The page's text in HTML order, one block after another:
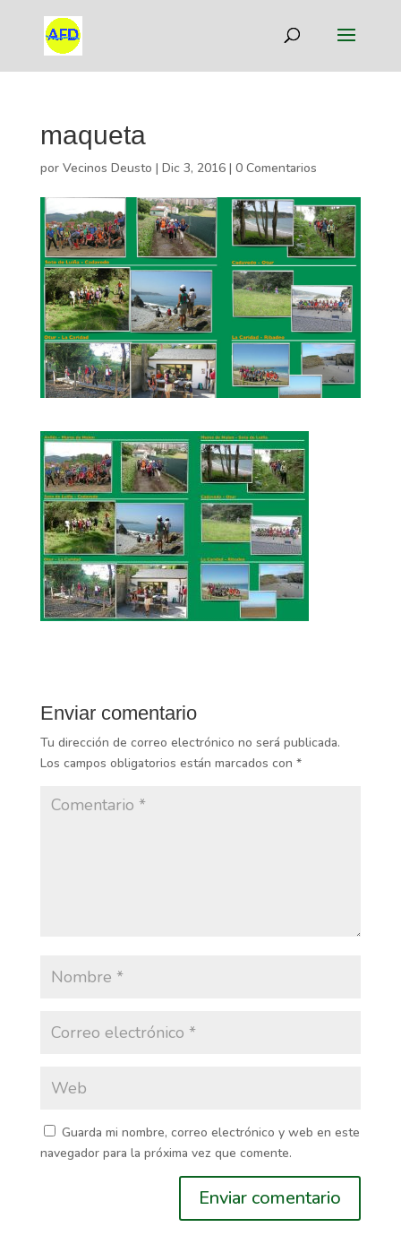
maqueta
por Vecinos Deusto | Dic 3, 2016| 0 Comentarios
Enviar comentario
Tu dirección de correo electrónico no será publicada.
Los campos obligatorios están marcados con *
Guarda mi nombre, correo electrónico y web en este
navegador para la próxima vez que comente.